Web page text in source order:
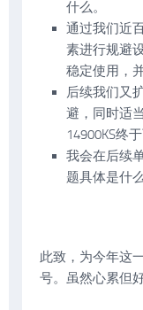
什么。
通过我们近
素进行规避
稳定使用，
后续我们又
避，同时适
14900KS终
我会在后续
题具体是什么
此致，为今年这
号。虽然心累但